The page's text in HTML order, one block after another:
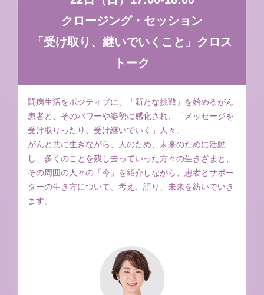
クロージング・セッション
「受け取り、継いでいくこと」クロス
トーク
闘病生活をポジティブに、「新たな挑戦」を始めるがん
患者と、そのパワーや姿勢に感化され、「メッセージを
受け取りったり、受け継いでいく」人々。
がんと共に生きながら、人のため、未来のために活動
し、多くのことを残し去っていった方々の生きざまと、
その周囲の人々の「今」を紹介しながら、患者とサポー
ターの生き方について、考え、語り、未来を紡いでいき
ます。